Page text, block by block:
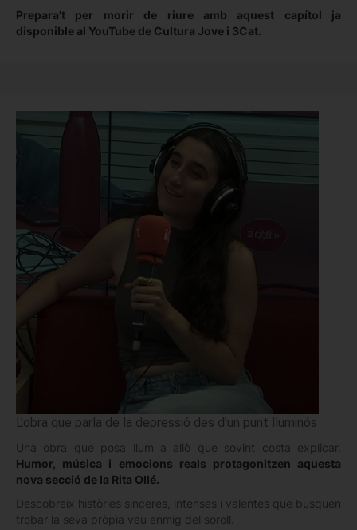
Prepara't per morir de riure amb aquest capítol ja
disponible al YouTube de Cultura Jove i 3Cat.
L'obra que parla de la depressió des d'un punt lluminós
Una obra que posa llum a allò que sovint costa explicar.
Humor, música i emocions reals protagonitzen aquesta
nova secció de la Rita Ollé.
Descobreix històries sinceres, intenses i valentes que busquen
trobar la seva pròpia veu enmig del soroll.